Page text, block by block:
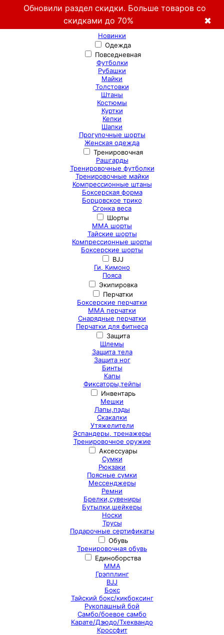
Обновили раздел скидки. Больше товаров со
скидками до 70%
✖
Новинки
Одежда
Повседневная
Футболки
Рубашки
Майки
Толстовки
Штаны
Костюмы
Куртки
Кепки
Шапки
Прогулочные шорты
Женская одежда
Тренировочная
Рашгарды
Тренировочные футболки
Тренировочные майки
Компрессионные штаны
Боксерская форма
Борцовское трико
Сгонка веса
Шорты
ММА шорты
Тайские шорты
Компрессионные шорты
Боксерские шорты
BJJ
Ги, Кимоно
Пояса
Экипировка
Перчатки
Боксерские перчатки
ММА перчатки
Снарядные перчатки
Перчатки для фитнеса
Защита
Шлемы
Защита тела
Защита ног
Бинты
Капы
Фиксаторы,тейпы
Инвентарь
Мешки
Лапы,пэды
Скакалки
Утяжелители
Эспандеры, тренажеры
Тренировочное оружие
Аксессуары
Сумки
Рюкзаки
Поясные сумки
Мессенджеры
Ремни
Брелки,сувениры
Бутылки,шейкеры
Носки
Трусы
Подарочные сертификаты
Обувь
Тренировочная обувь
Единоборства
ММА
Грэпплинг
BJJ
Бокс
Тайский бокс/кикбоксинг
Рукопашный бой
Самбо/боевое самбо
Карате/Дзюдо/Тхеквандо
Кроссфит